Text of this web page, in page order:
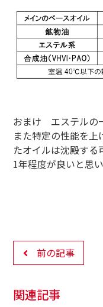
おまけ エステルの
また特定の性能を
たオイルは沈殿する
1年程度が良いと思い
前の記事
関連記事